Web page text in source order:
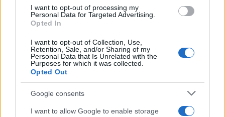
I want to opt-out of processing my
Personal Data for Targeted Advertising.
Opted In
I want to opt-out of Collection, Use,
Retention, Sale, and/or Sharing of my
Personal Data that Is Unrelated with the
Purposes for which it was collected.
Opted Out
Google consents
I want to allow Google to enable storage
histórico
La Ciudad Monumental de Cáceres se prepara para…
CULTURA